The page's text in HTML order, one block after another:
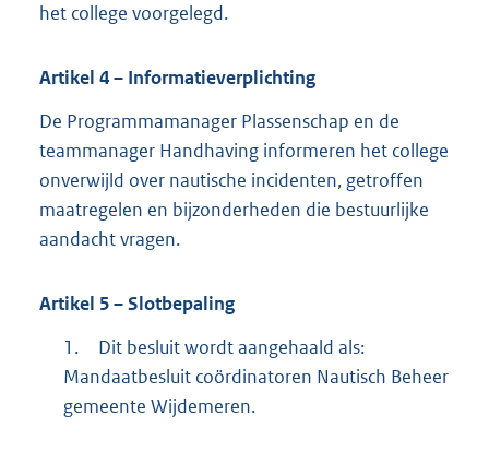
het college voorgelegd.
Artikel 4– Informatieverplichting
De Programmamanager Plassenschap en de
teammanager Handhaving informeren het college
onverwijld over nautische incidenten, getroffen
maatregelen en bijzonderheden die bestuurlijke
aandacht vragen.
Artikel 5– Slotbepaling
1.
Dit besluit wordt aangehaald als:
Mandaatbesluit coördinatoren Nautisch Beheer
gemeente Wijdemeren.